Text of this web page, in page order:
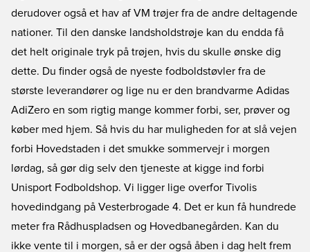
derudover også et hav af VM trøjer fra de andre deltagende
nationer. Til den danske landsholdstrøje kan du endda få
det helt originale tryk på trøjen, hvis du skulle ønske dig
dette. Du finder også de nyeste fodboldstøvler fra de
største leverandører og lige nu er den brandvarme Adidas
AdiZero en som rigtig mange kommer forbi, ser, prøver og
køber med hjem. Så hvis du har muligheden for at slå vejen
forbi Hovedstaden i det smukke sommervejr i morgen
lørdag, så gør dig selv den tjeneste at kigge ind forbi
Unisport Fodboldshop. Vi ligger lige overfor Tivolis
hovedindgang på Vesterbrogade 4. Det er kun få hundrede
meter fra Rådhuspladsen og Hovedbanegården. Kan du
ikke vente til i morgen, så er der også åben i dag helt frem